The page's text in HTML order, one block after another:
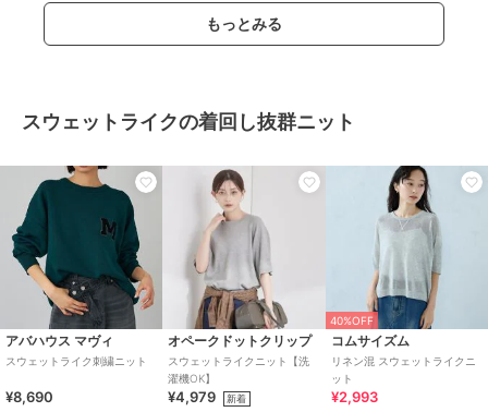
もっとみる
スウェットライクの着回し抜群ニット
アバハウス マヴィ
スウェットライク刺繍ニット
¥8,690
オペークドットクリップ
スウェットライクニット【洗
濯機OK】
¥4,979 新着
40%OFF
コムサイズム
リネン混 スウェットライクニ
ット
¥2,993